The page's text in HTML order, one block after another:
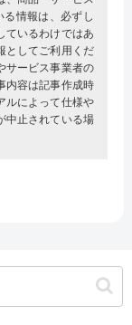
情報は、必ずし
ているわけではあ
としてご利用くだ
サービス事業者の
内容は記事作成時
ルによって仕様や
中止されている場